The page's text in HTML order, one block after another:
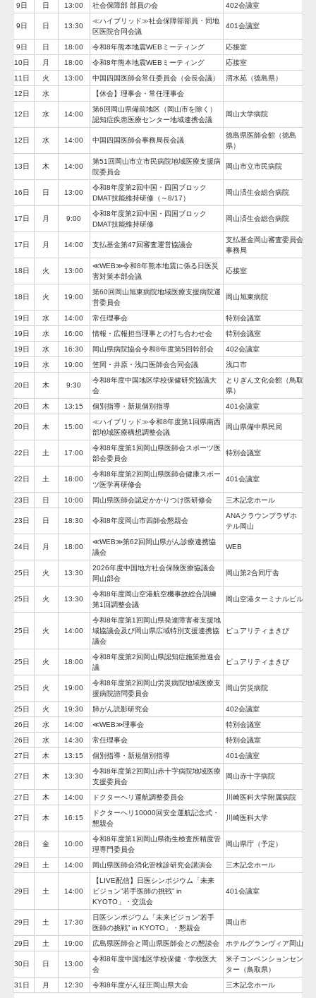
9日
日 13:00 社会保障部 部員の会 402会議室
9日 日 13:30
≪ハイブリッド≫社会保障部部員・同地
区医院合同会議
401会議室
9日 日 18:00 令和8年熊本地震WEBミーティング
応接室
10日
月 18:00 令和8年熊本地震WEBミーティング
応接室
11日
火 13:00 中国四国医師会常任委員会（会長会議）
渭水苑（徳島県）
12日
水 【休会】理事会・常任理事会
12日 水 14:00
第6回岡山県備前地区（岡山市を除く）
認知症疾患医療センター地域連携会議
岡山大学病院
12日 水 14:00 中国四国医師会事務局長会議
徳島県医師会館（徳島
県）
13日 木 14:00
第51回岡山市立市民病院地域医療支援病
院委員会
岡山市立市民病院
16日 日 13:00
令和8年度第2回中国・四国ブロック
DMAT技能維持研修（～8/17）
岡山済生会総合病院
17日 月 9:00
令和8年度第2回中国・四国ブロック
DMAT技能維持研修
岡山済生会総合病院
17日 月 14:00 支払基金第47回審査運営協議会
支払基金岡山審査委員会
事務局
18日 火 13:00
≪WEB≫令和8年熊本地震に係る日医災
害対策本部会議
応接室
18日 火 19:00
第60回岡山旭東病院地域医療支援病院運
営委員会
岡山旭東病院
19日 水 14:00 常任理事会
特別会議室
19日
水 16:00 情報・広報担当理事との打ち合わせ会
特別会議室
19日
水 16:30 岡山県病院協会令和8年度第5回幹部会
402会議室
19日
水 19:00 笠岡・井原・浅口医師会合同会議 浅口市
20日 木 9:30
令和8年度中国地区学校保健研究協議大
会
とりぎん文化会館（鳥取
県）
20日
木 13:15 個別指導・新規個別指導 401会議室
20日 木 15:00
≪ハイブリッド≫令和8年度第1回県南西
部地域医療構想調整会議
岡山県備中県民局
22日 土 17:00
令和8年度第1回岡山県医師会スポーツ医
部会委員会
特別会議室
22日 土 18:00
令和8年度第2回岡山県医師会健康スポー
ツ医学再研修会
401会議室
23日 日 10:00 岡山県医師会認定かかりつけ医研修会 三木記念ホール
23日 日 18:30 令和8年度岡山市四師会懇親会
ANAクラウンプラザホ
テル岡山
24日 月 18:00
≪WEB≫第62回岡山県がん診療連携協
議会
WEB
25日 火 13:30
2026年度中国地方社会保険医療協議会
岡山部会
岡山第2合同庁舎
25日 火 13:30
令和8年度岡山空港航空機事故総合訓練
第1回調整会議
岡山空港ターミナルビル
25日 火 14:00
令和8年度第1回岡山県発達障害者支援地
域協議会及び岡山県広域特別支援連携協
議会
ピュアリティまきび
25日 火 18:00
令和8年度第2回岡山県認知症施策推進会
議
ピュアリティまきび
25日 火 19:00
令和8年度第2回岡山労災病院地域医療支
援病院諮問委員会
岡山労災病院
25日 火 19:30 肺がん読影研究会
402会議室
26日
水 14:00 ≪WEB≫理事会
特別会議室
26日
水 14:30 常任理事会
特別会議室
27日
木 13:15 個別指導・新規個別指導 401会議室
27日 木 13:30
令和8年度第2回岡山赤十字病院地域医療
支援委員会
岡山赤十字病院
27日 木 14:00 ドクターヘリ運航調整委員会 川崎医科大学附属病院
27日 木 16:15
ドクターヘリ10000回安全運航記念式・
懇親会
川崎医科大学
28日 金 10:00
令和8年度第1回岡山県衛生検査所精度管
理専門委員会
岡山県庁（予定）
29日 土 14:00 岡山県医師会消化管検診研究会講演会 三木記念ホール
29日 土 14:00
【LIVE配信】日医シンポジウム「未来
ビジョン”若手医師の挑戦” in
KYOTO」・交流会
401会議室
29日 土 17:30
日医シンポジウム「未来ビジョン”若手
医師の挑戦” in KYOTO」・懇親会
岡山市
29日 土 19:00 広島県医師会と岡山県医師会との懇談会 ホテルグランヴィア岡山
30日 日 13:00
令和8年度中国地区学校保健・学校医大
会
米子コンベンションセン
ター（鳥取県）
31日
月 12:30 令和8年度がん征圧岡山県大会 三木記念ホール